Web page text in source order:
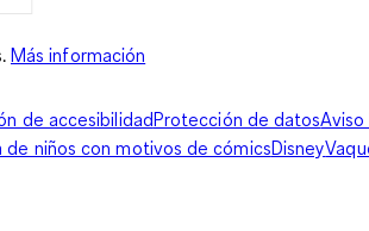
Más información
de accesibilidadProtección de datos
de niños con motivos de cómicsDisney